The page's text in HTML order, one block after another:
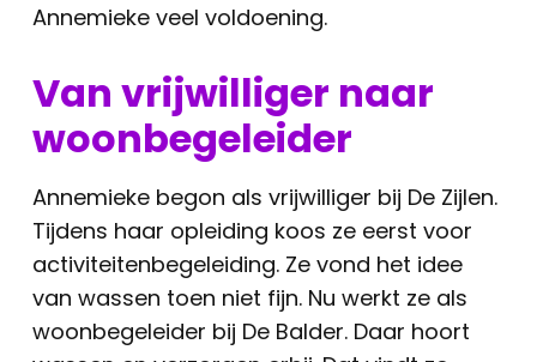
Annemieke veel voldoening.
Van vrijwilliger naar
woonbegeleider
Annemieke begon als vrijwilliger bij De Zijlen.
Tijdens haar opleiding koos ze eerst voor
activiteitenbegeleiding. Ze vond het idee
van wassen toen niet fijn. Nu werkt ze als
woonbegeleider bij De Balder. Daar hoort